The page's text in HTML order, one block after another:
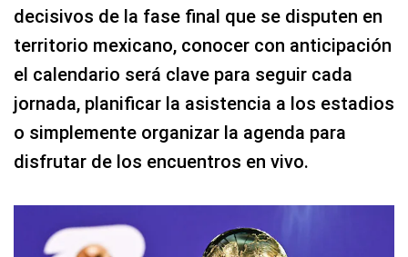
decisivos de la fase final que se disputen en
territorio mexicano, conocer con anticipación
el calendario será clave para seguir cada
jornada, planificar la asistencia a los estadios
o simplemente organizar la agenda para
disfrutar de los encuentros en vivo.